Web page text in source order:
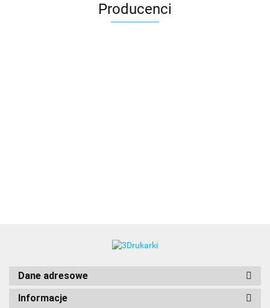
Producenci
Dane adresowe
Informacje